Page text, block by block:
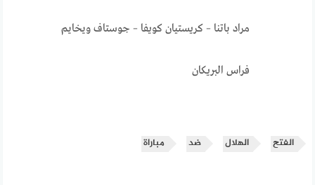
مراد باتنا – كريستيان كويفا – جوستاف ويخايم
فراس البريكان
الفتح الهلال ضد مباراة